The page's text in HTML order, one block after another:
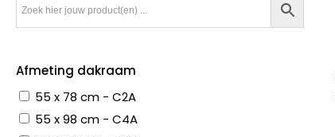
Afmeting dakraam
55 x 78 cm - C2A
55 x 98 cm - C4A